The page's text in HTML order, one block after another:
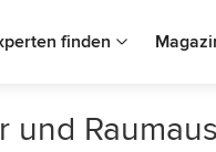
finden
und